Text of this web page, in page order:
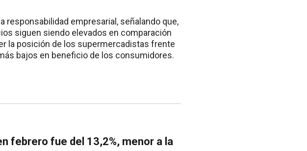
responsabilidad empresarial, señalando que,
siguen siendo elevados en comparación
la posición de los supermercadistas frente
bajos en beneficio de los consumidores.
febrero fue del 13,2%, menor a la